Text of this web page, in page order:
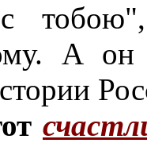
А он